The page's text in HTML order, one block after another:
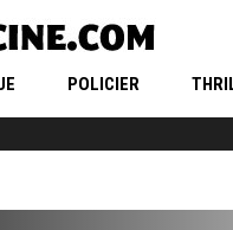
POLICIER